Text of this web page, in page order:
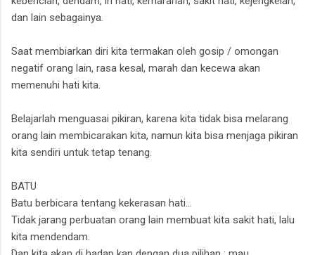
dan lain sebagainya.
Saat membiarkan diri kita termakan oleh gosip / omongan
negatif orang lain, rasa kesal, marah dan kecewa akan
memenuhi hati kita.
Belajarlah menguasai pikiran, karena kita tidak bisa melarang
orang lain membicarakan kita, namun kita bisa menjaga pikiran
kita sendiri untuk tetap tenang.
BATU
Batu berbicara tentang kekerasan hati...
Tidak jarang perbuatan orang lain membuat kita sakit hati, lalu
kita mendendam.